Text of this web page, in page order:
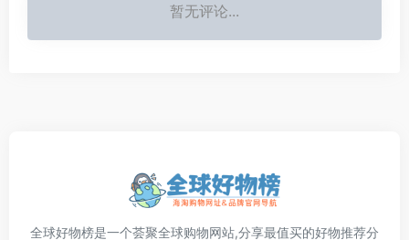
暂无评论...
全球好物榜是一个荟聚全球购物网站,分享最值买的好物推荐分